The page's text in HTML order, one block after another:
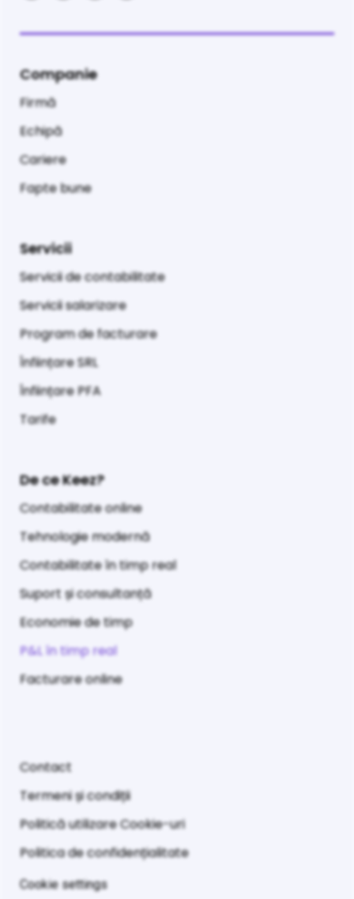
Companie
Firmă
Echipă
Cariere
Fapte bune
Servicii
Servicii de contabilitate
Servicii salarizare
Program de facturare
Înființare SRL
Înființare PFA
Tarife
De ce Keez?
Contabilitate online
Tehnologie modernă
Contabilitate în timp real
Suport și consultanță
Economie de timp
P&L în timp real
Facturare online
Contact
Termeni și condiții
Politică utilizare Cookie-uri
Politica de confidențialitate
Cookie settings